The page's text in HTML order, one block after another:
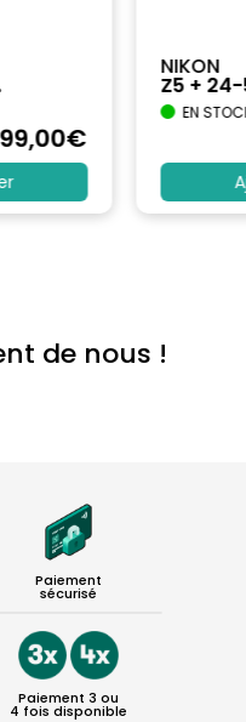
,00€
NIKON
Z5 +
EN
de nous !
Paiement
sécurisé
Paiement 3 ou
4 fois disponible